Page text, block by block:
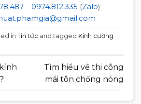
– 0974.812.335 (Zalo)
in Tin tức and tagged Kính cường
Tìm hiểu về thi công
mái tôn chống nóng